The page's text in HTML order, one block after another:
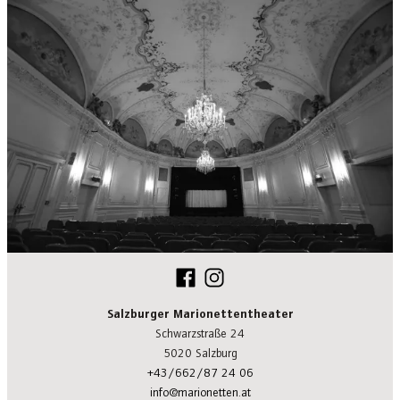
Salzburger Marionettentheater
Schwarzstraße 24
5020 Salzburg
+43/662/87 24 06
info@marionetten.at